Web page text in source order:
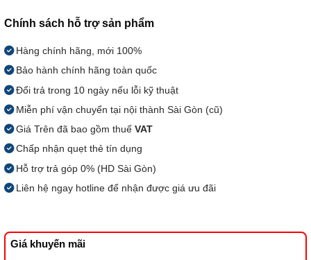
Chính sách hỗ trợ sản phẩm
Hàng chính hãng, mới 100%
Bảo hành chính hãng toàn quốc
Đổi trả trong 10 ngày nếu lỗi kỹ thuật
Miễn phí vận chuyển tại nội thành Sài Gòn (cũ)
Giá Trên đã bao gồm thuế VAT
Chấp nhận quẹt thẻ tín dụng
Hỗ trợ trả góp 0% (HD Sài Gòn)
Liên hệ ngay hotline để nhận được giá ưu đãi
Giá khuyến mãi